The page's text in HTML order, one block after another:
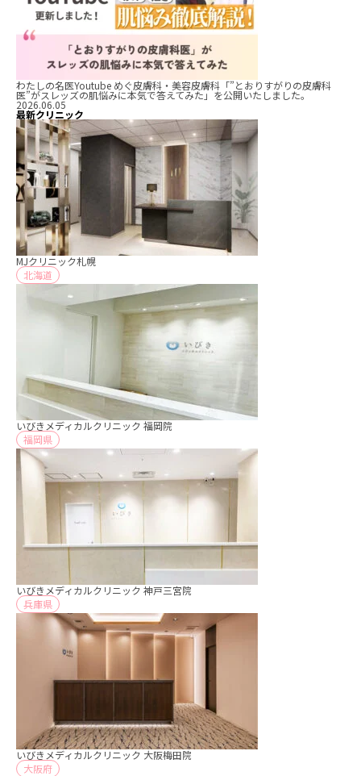
わたしの名医Youtube めぐ皮膚科・美容皮膚科「”とおりすがりの皮膚科
医”がスレッズの肌悩みに本気で答えてみた」を公開いたしました。
2026.06.05
最新クリニック
MJクリニック札幌
北海道
いびきメディカルクリニック 福岡院
福岡県
いびきメディカルクリニック 神戸三宮院
兵庫県
いびきメディカルクリニック 大阪梅田院
大阪府